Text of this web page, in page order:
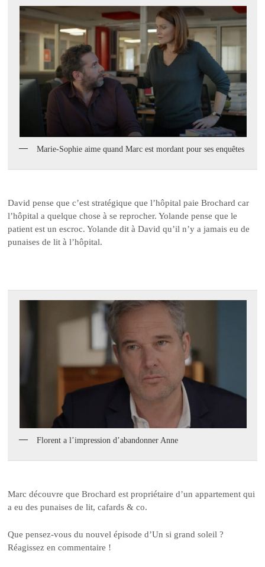
Marie-Sophie aime quand Marc est mordant pour ses enquêtes
David pense que c’est stratégique que l’hôpital paie Brochard car
l’hôpital a quelque chose à se reprocher. Yolande pense que le
patient est un escroc. Yolande dit à David qu’il n’y a jamais eu de
punaises de lit à l’hôpital.
Florent a l’impression d’abandonner Anne
Marc découvre que Brochard est propriétaire d’un appartement qui
a eu des punaises de lit, cafards & co.
Que pensez-vous du nouvel épisode d’Un si grand soleil ?
Réagissez en commentaire !